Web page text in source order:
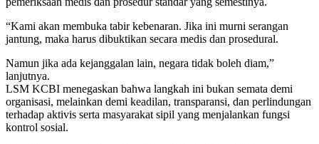
“Kami akan membuka tabir kebenaran. Jika ini murni serangan
jantung, maka harus dibuktikan secara medis dan prosedural.
Namun jika ada kejanggalan lain, negara tidak boleh diam,”
lanjutnya.
LSM KCBI menegaskan bahwa langkah ini bukan semata demi
organisasi, melainkan demi keadilan, transparansi, dan perlindungan
terhadap aktivis serta masyarakat sipil yang menjalankan fungsi
kontrol sosial.